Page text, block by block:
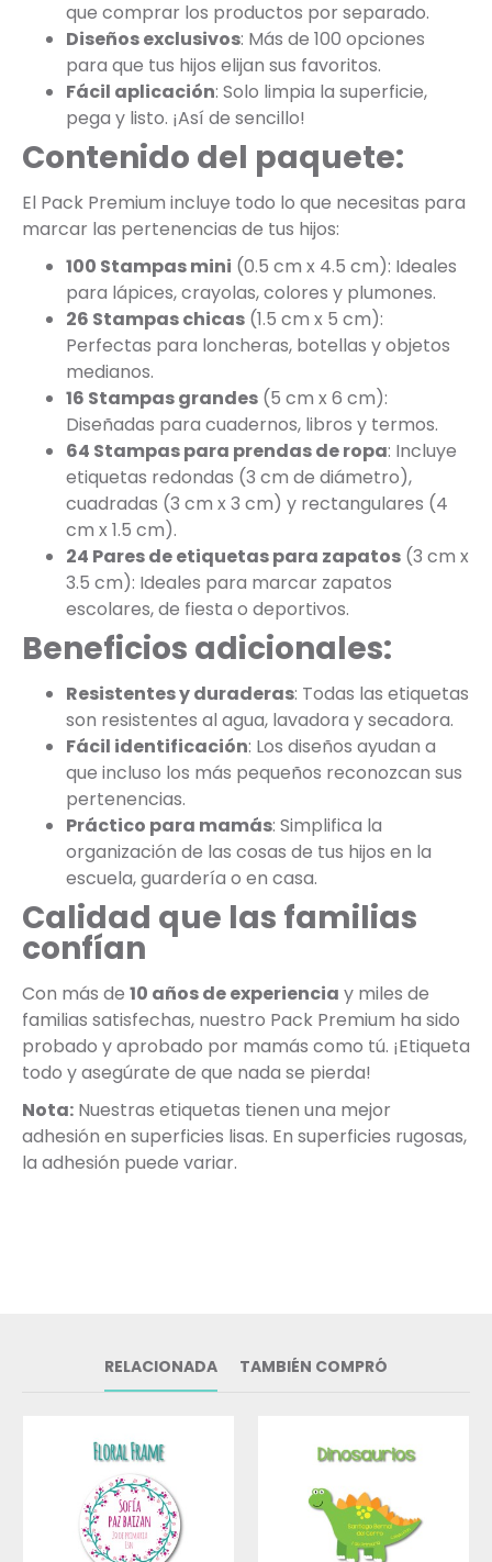
que comprar los productos por separado.
Diseños exclusivos: Más de 100 opciones
para que tus hijos elijan sus favoritos.
Fácil aplicación: Solo limpia la superficie,
pega y listo. ¡Así de sencillo!
Contenido del paquete:
El Pack Premium incluye todo lo que necesitas para
marcar las pertenencias de tus hijos:
100 Stampas mini (0.5 cm x 4.5 cm): Ideales
para lápices, crayolas, colores y plumones.
26 Stampas chicas (1.5 cm x 5 cm):
Perfectas para loncheras, botellas y objetos
medianos.
16 Stampas grandes (5 cm x 6 cm):
Diseñadas para cuadernos, libros y termos.
64 Stampas para prendas de ropa: Incluye
etiquetas redondas (3 cm de diámetro),
cuadradas (3 cm x 3 cm) y rectangulares (4
cm x 1.5 cm).
24 Pares de etiquetas para zapatos (3 cm x
3.5 cm): Ideales para marcar zapatos
escolares, de fiesta o deportivos.
Beneficios adicionales:
Resistentes y duraderas: Todas las etiquetas
son resistentes al agua, lavadora y secadora.
Fácil identificación: Los diseños ayudan a
que incluso los más pequeños reconozcan sus
pertenencias.
Práctico para mamás: Simplifica la
organización de las cosas de tus hijos en la
escuela, guardería o en casa.
Calidad que las familias
confían
Con más de 10 años de experiencia y miles de
familias satisfechas, nuestro Pack Premium ha sido
probado y aprobado por mamás como tú. ¡Etiqueta
todo y asegúrate de que nada se pierda!
Nota: Nuestras etiquetas tienen una mejor
adhesión en superficies lisas. En superficies rugosas,
la adhesión puede variar.
RELACIONADA TAMBIÉN COMPRÓ